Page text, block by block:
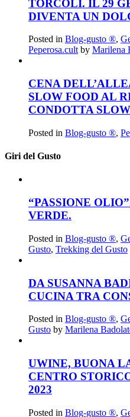
TORCOLI. IL 29
DIVENTA UN
Posted in Blog-gusto ®,
Peperosa.cultby Marilena
CENA
SLOW FOOD AL
CONDOTTA
Posted in Blog-gusto ®,
Giri del Gusto
“PASSIONE
VERDE.
Posted in Blog-gusto ®,
Gusto, Trekking del Gusto
DA SUSANNA
CUCINA TRA
Posted in Blog-gusto ®,
Gusto by Marilena
UWINE, BUONA
CENTRO
2023
Posted in Blog-gusto ®,